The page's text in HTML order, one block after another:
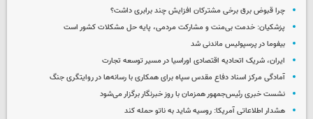
چرا قبوض برق برخی مشترکان افزایش چند برابری داشت؟
پزشکیان: خدمت بی‌منت و مشارکت مردمی، پایه حل مشکلات کشور است
بیفوما در پرسپولیس ماندنی شد
ایران، شریک اتحادیه اقتصادی اوراسیا در مسیر توسعه تجارت
آمادگی مرکز اسناد دفاع مقدس سپاه برای همکاری با رسانه‌ها در روایتگری جنگ
نشست خبری رئیس‌جمهور همزمان با روز خبرنگار برگزار می‌شود
هشدار اطلاعاتی آمریکا: روسیه شاید به ناتو حمله کند